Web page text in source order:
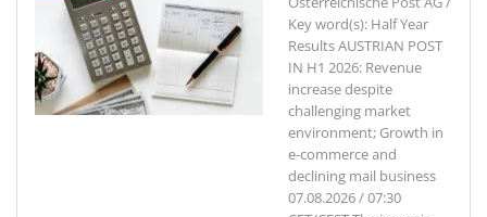
Key word(s): Half Year
Results AUSTRIAN POST
IN H1 2026: Revenue
increase despite
challenging market
environment; Growth in
e-commerce and
declining mail business
07.08.2026 / 07:30